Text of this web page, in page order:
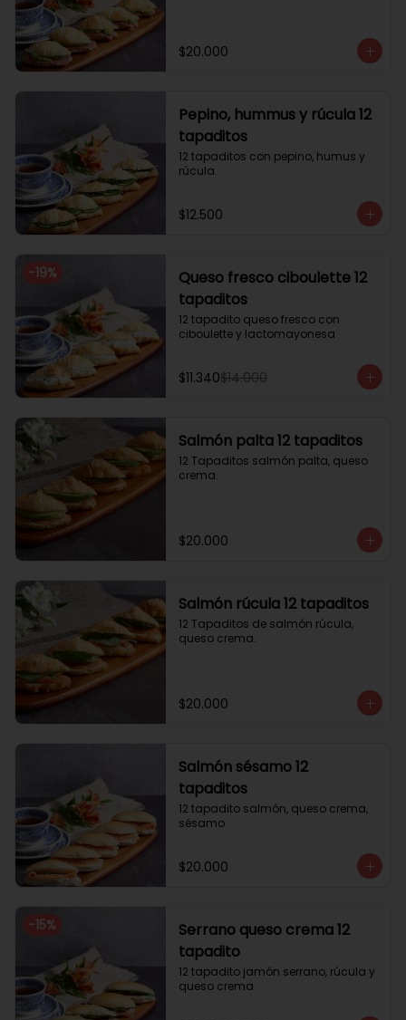
$20.000
Pepino, hummus y rúcula 12
tapaditos
12 tapaditos con pepino, humus y
rúcula.
$12.500
-19%
Queso fresco ciboulette 12
tapaditos
12 tapadito queso fresco con
ciboulette y lactomayonesa
$11.340$14.000
Salmón palta 12 tapaditos
12 Tapaditos salmón palta, queso
crema.
$20.000
Salmón rúcula 12 tapaditos
12 Tapaditos de salmón rúcula,
queso crema.
$20.000
Salmón sésamo 12
tapaditos
12 tapadito salmón, queso crema,
sésamo
$20.000
-15%
Serrano queso crema 12
tapadito
12 tapadito jamón serrano, rúcula y
queso crema